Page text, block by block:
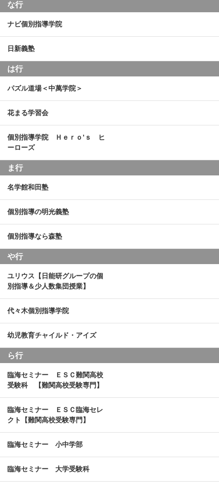
な行
ナビ個別指導学院
日新義塾
は行
パズル道場＜中萬学院＞
花まる学習会
個別指導学院 Ｈｅｒｏ’ｓ ヒ
ーローズ
ま行
名学館和田塾
個別指導の明光義塾
個別指導なら森塾
や行
ユリウス【日能研グループの個
別指導＆少人数集団授業】
代々木個別指導学院
幼児教育チャイルド・アイズ
ら行
臨海セミナー ＥＳＣ難関高校
受験科 【難関高校受験専門】
臨海セミナー ＥＳＣ臨海セレ
クト【難関高校受験専門】
臨海セミナー 小中学部
臨海セミナー 大学受験科